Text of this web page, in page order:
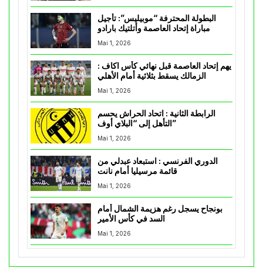
البطولة المحترفة “موبيليس”: تأجيل
مباراة إتحاد العاصمة وأتلتيك بارادو
Mai 1, 2026
يهم إتحاد العاصمة قبل نهائي كأس اكاف :
Mai 1, 2026
الرابطة الثانية : اتحاد الحراش يحسم
التأهل إلى “البلاي أوف”
Mai 1, 2026
الدوري الفرنسي : استبعاد عبدلي من
قائمة مرسيليا أمام نانت
Mai 1, 2026
بونجاح يسجل رغم هزيمة الشمال أمام
السد في كأس الأمير
Mai 1, 2026